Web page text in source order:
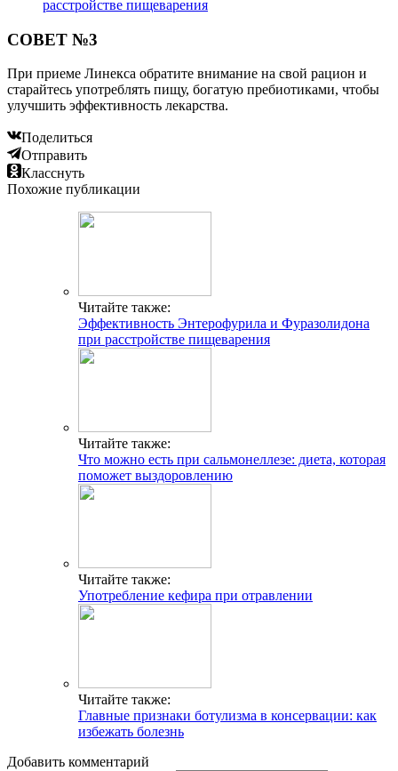
расстройстве пищеварения
СОВЕТ №3
При приеме Линекса обратите внимание на свой рацион и
старайтесь употреблять пищу, богатую пребиотиками, чтобы
улучшить эффективность лекарства.
Поделиться
Отправить
Класснуть
Похожие публикации
Читайте также:
Эффективность Энтерофурила и Фуразолидона
при расстройстве пищеварения
Читайте также:
Что можно есть при сальмонеллезе: диета, которая
поможет выздоровлению
Читайте также:
Употребление кефира при отравлении
Читайте также:
Главные признаки ботулизма в консервации: как
избежать болезнь
Добавить комментарий